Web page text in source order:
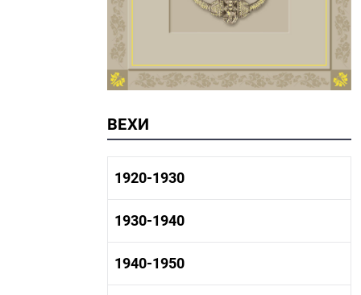
ВЕХИ
1920-1930
1920-1930 история
1920-1930 культура
1930-1940
1930-1940 история
1930-1940 культура
1940-1950